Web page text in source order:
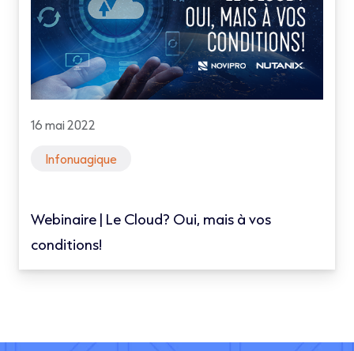
16 mai 2022
Infonuagique
Webinaire | Le Cloud? Oui, mais à vos
conditions!